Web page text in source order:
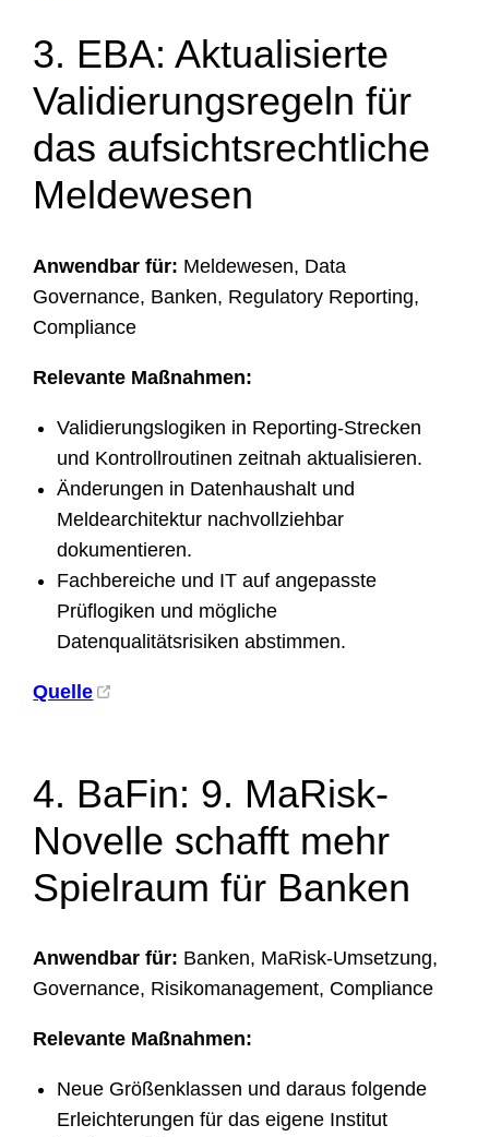
3. EBA: Aktualisierte
Validierungsregeln für
das aufsichtsrechtliche
Meldewesen
Anwendbar für: Meldewesen, Data
Governance, Banken, Regulatory Reporting,
Compliance
Relevante Maßnahmen:
Validierungslogiken in Reporting-Strecken
und Kontrollroutinen zeitnah aktualisieren.
Änderungen in Datenhaushalt und
Meldearchitektur nachvollziehbar
dokumentieren.
Fachbereiche und IT auf angepasste
Prüflogiken und mögliche
Datenqualitätsrisiken abstimmen.
Quelle
4. BaFin: 9. MaRisk-
Novelle schafft mehr
Spielraum für Banken
Anwendbar für: Banken, MaRisk-Umsetzung,
Governance, Risikomanagement, Compliance
Relevante Maßnahmen:
Neue Größenklassen und daraus folgende
Erleichterungen für das eigene Institut